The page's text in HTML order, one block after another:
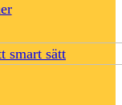
smart sätt